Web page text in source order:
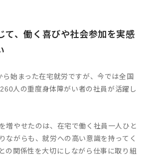
て、働く喜びや社会参加を実感
ら始まった在宅就労ですが、今では全国
人の重度身体障がい者の社員が活躍し
増やせたのは、在宅で働く社員一人ひと
ながらも、就労への高い意識を持ってく
の関係性を大切にしながら仕事に取り組